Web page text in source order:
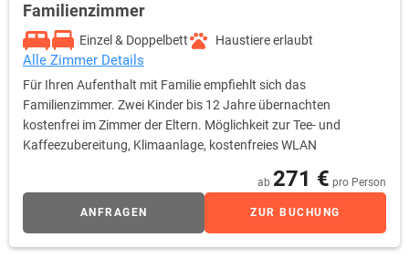
Familienzimmer
Einzel & Doppelbett Haustiere erlaubt
Alle Zimmer Details
Für Ihren Aufenthalt mit Familie empfiehlt sich das
Familienzimmer. Zwei Kinder bis 12 Jahre übernachten
kostenfrei im Zimmer der Eltern. Möglichkeit zur Tee- und
Kaffeezubereitung, Klimaanlage, kostenfreies WLAN
ab 271 € pro Person
ANFRAGEN ZUR BUCHUNG